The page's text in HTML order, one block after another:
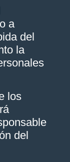
a
del
la
los
del